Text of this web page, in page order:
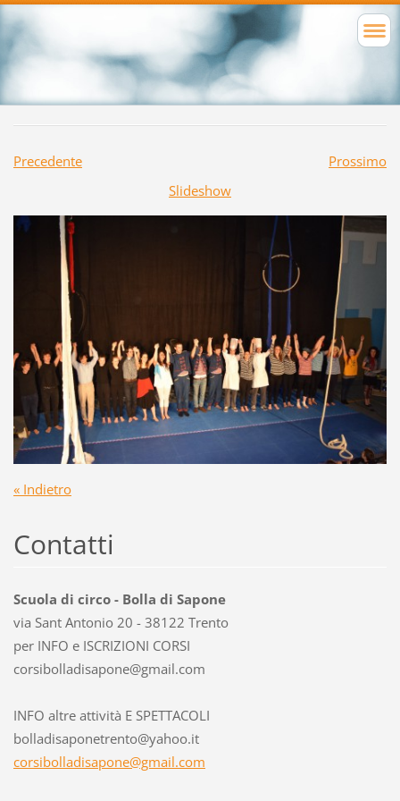
Precedente
Prossimo
Slideshow
« Indietro
Contatti
Scuola di circo - Bolla di Sapone
via Sant Antonio 20 - 38122 Trento
per INFO e ISCRIZIONI CORSI
corsibolladisapone@gmail.com
INFO altre attività E SPETTACOLI
bolladisaponetrento@yahoo.it
corsibolladisapone@gmail.com